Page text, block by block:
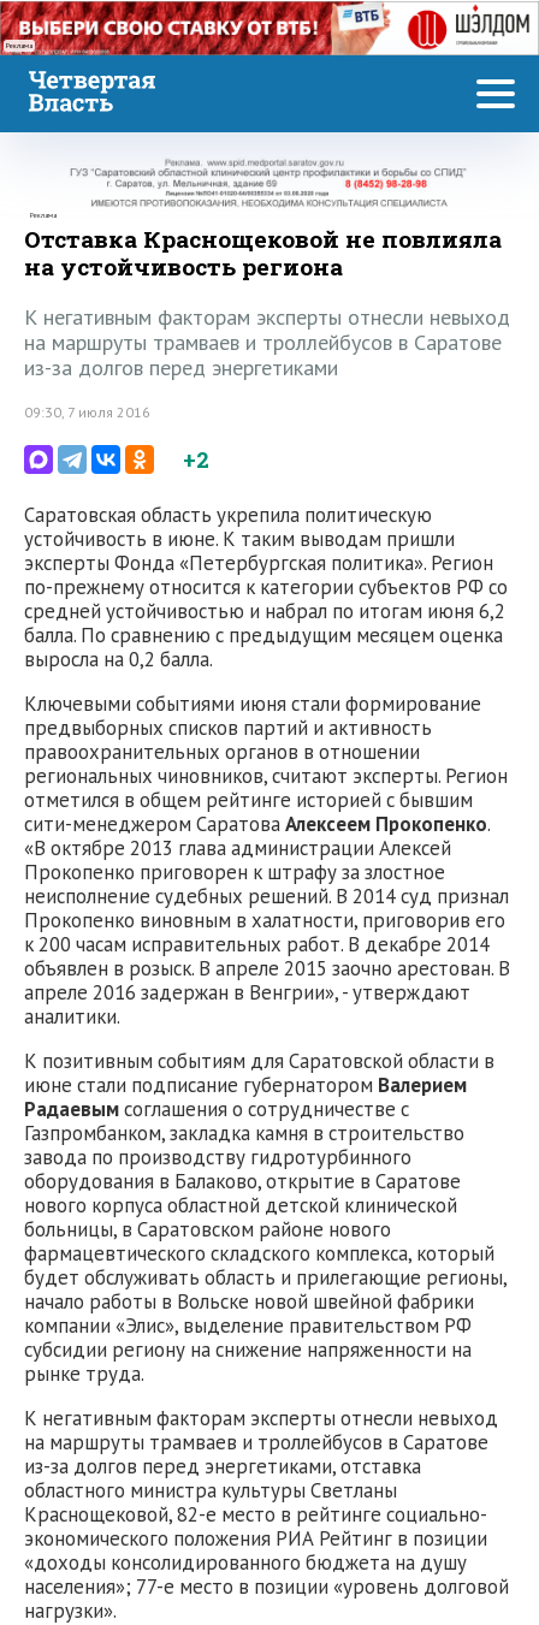
Реклама
Реклама
Отставка Краснощековой не повлияла
на устойчивость региона
К негативным факторам эксперты отнесли невыход
на маршруты трамваев и троллейбусов в Саратове
из-за долгов перед энергетиками
09:30, 7 июля 2016
+2
Саратовская область укрепила политическую
устойчивость в июне. К таким выводам пришли
эксперты Фонда «Петербургская политика». Регион
по-прежнему относится к категории субъектов РФ со
средней устойчивостью и набрал по итогам июня 6,2
балла. По сравнению с предыдущим месяцем оценка
выросла на 0,2 балла.
Ключевыми событиями июня стали формирование
предвыборных списков партий и активность
правоохранительных органов в отношении
региональных чиновников, считают эксперты. Регион
отметился в общем рейтинге историей с бывшим
сити-менеджером СаратоваАлексеем Прокопенко.
«В октябре 2013 глава администрации Алексей
Прокопенко приговорен к штрафу за злостное
неисполнение судебных решений. В 2014 суд признал
Прокопенко виновным в халатности, приговорив его
к 200 часам исправительных работ. В декабре 2014
объявлен в розыск. В апреле 2015 заочно арестован. В
апреле 2016 задержан в Венгрии», - утверждают
аналитики.
К позитивным событиям для Саратовской области в
июне стали подписание губернатором Валерием
Радаевымсоглашения о сотрудничестве с
Газпромбанком, закладка камня в строительство
завода по производству гидротурбинного
оборудования в Балаково, открытие в Саратове
нового корпуса областной детской клинической
больницы, в Саратовском районе нового
фармацевтического складского комплекса, который
будет обслуживать область и прилегающие регионы,
начало работы в Вольске новой швейной фабрики
компании «Элис», выделение правительством РФ
субсидии региону на снижение напряженности на
рынке труда.
К негативным факторам эксперты отнесли невыход
на маршруты трамваев и троллейбусов в Саратове
из-за долгов перед энергетиками, отставка
областного министра культуры Светланы
Краснощековой, 82-е место в рейтинге социально-
экономического положения РИА Рейтинг в позиции
«доходы консолидированного бюджета на душу
населения»; 77-е место в позиции «уровень долговой
нагрузки».